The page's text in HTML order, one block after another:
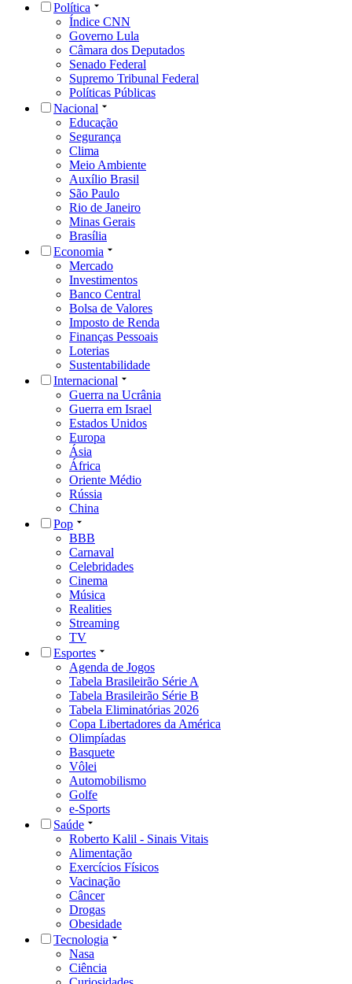
Política
Índice CNN
Governo Lula
Câmara dos Deputados
Senado Federal
Supremo Tribunal Federal
Políticas Públicas
Nacional
Educação
Segurança
Clima
Meio Ambiente
Auxílio Brasil
São Paulo
Rio de Janeiro
Minas Gerais
Brasília
Economia
Mercado
Investimentos
Banco Central
Bolsa de Valores
Imposto de Renda
Finanças Pessoais
Loterias
Sustentabilidade
Internacional
Guerra na Ucrânia
Guerra em Israel
Estados Unidos
Europa
Ásia
África
Oriente Médio
Rússia
China
Pop
BBB
Carnaval
Celebridades
Cinema
Música
Realities
Streaming
TV
Esportes
Agenda de Jogos
Tabela Brasileirão Série A
Tabela Brasileirão Série B
Tabela Eliminatórias 2026
Copa Libertadores da América
Olimpíadas
Basquete
Vôlei
Automobilismo
Golfe
e-Sports
Saúde
Roberto Kalil - Sinais Vitais
Alimentação
Exercícios Físicos
Vacinação
Câncer
Drogas
Obesidade
Tecnologia
Nasa
Ciência